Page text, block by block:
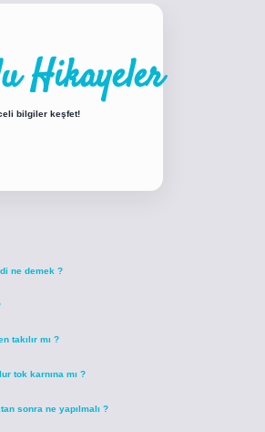
Hikayeler
bilgiler keşfet!
ne demek ?
takılır mı ?
tok karnına mı ?
sonra ne yapılmalı ?